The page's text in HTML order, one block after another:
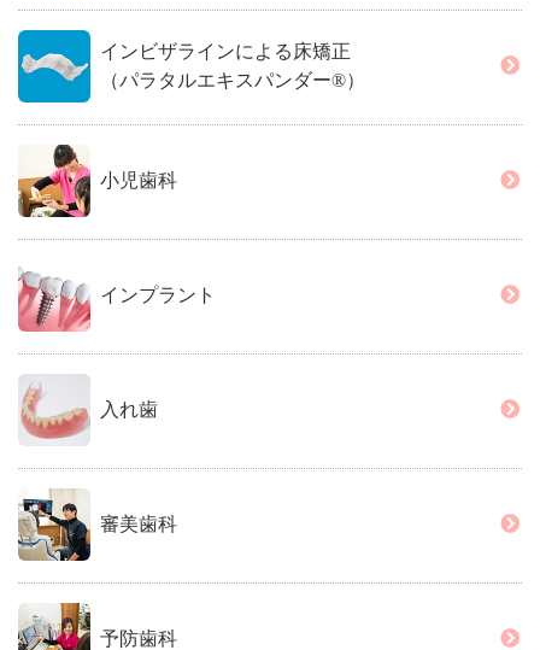
インビザラインによる床矯正
（パラタルエキスパンダー®）
小児歯科
インプラント
入れ歯
審美歯科
予防歯科